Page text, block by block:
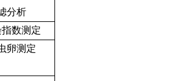
分析
数测定
卵测定